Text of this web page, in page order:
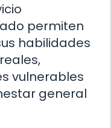
permiten
habilidades
vulnerables
general